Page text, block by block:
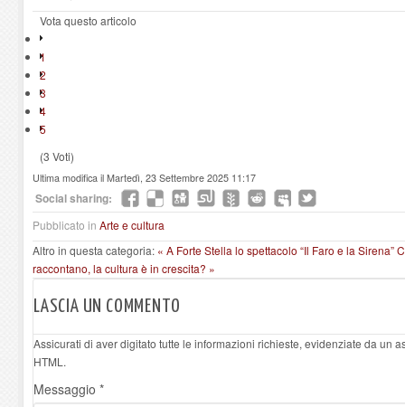
Vota questo articolo
1
2
3
4
5
(3 Voti)
Ultima modifica il Martedì, 23 Settembre 2025 11:17
Social sharing:
Pubblicato in Arte e cultura
Altro in questa categoria: « A Forte Stella lo spettacolo “Il Faro e la Sirena”
raccontano, la cultura è in crescita? »
LASCIA UN COMMENTO
Assicurati di aver digitato tutte le informazioni richieste, evidenziate da un
HTML.
Messaggio *